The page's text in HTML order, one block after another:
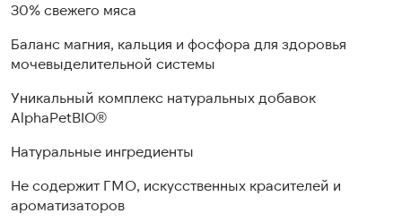
30% свежего мяса
Баланс магния, кальция и фосфора для здоровья
мочевыделительной системы
Уникальный комплекс натуральных добавок
AlphaPetBIO®
Натуральные ингредиенты
Не содержит ГМО, искусственных красителей и
ароматизаторов